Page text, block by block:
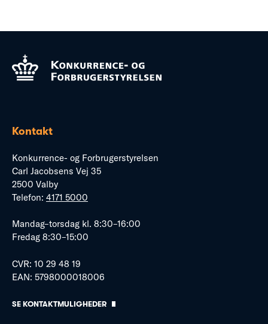
Kontakt
Konkurrence- og Forbrugerstyrelsen
Carl Jacobsens Vej 35
2500 Valby
Telefon: 4171 5000
Mandag–torsdag kl. 8:30–16:00
Fredag 8:30–15:00
CVR: 10 29 48 19
EAN: 5798000018006
SE KONTAKTMULIGHEDER